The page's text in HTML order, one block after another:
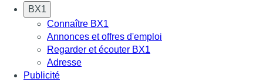
BX1
Connaître BX1
Annonces et offres d'emploi
Regarder et écouter BX1
Adresse
Publicité